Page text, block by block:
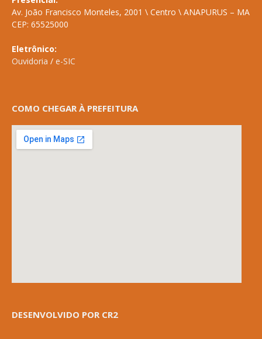
Av. João Francisco Monteles, 2001 \ Centro \ ANAPURUS – MA
CEP: 65525000
Eletrônico:
Ouvidoria / e-SIC
COMO CHEGAR À PREFEITURA
DESENVOLVIDO POR CR2